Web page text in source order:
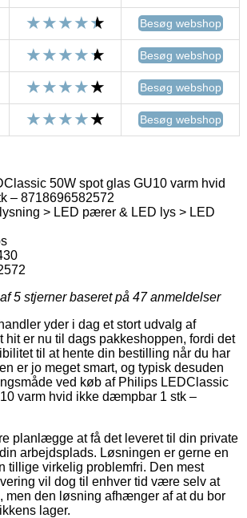
Besøg webshop
Besøg webshop
Besøg webshop
Besøg webshop
50W spot glas GU10 varm hvid
– 8718696582572
> LED pærer & LED lys > LED
5 stjerner baseret på 47anmeldelser
yder i dag et stort udvalg af
hit er nu til dags pakkeshoppen, fordi det
til at hente din bestilling når du har
er jo meget smart, og typisk desuden
ved køb af Philips LEDClassic
varm hvid ikke dæmpbar 1 stk –
planlægge at få det leveret til din private
arbejdsplads. Løsningen er gerne en
tillige virkelig problemfri. Den mest
vil dog til enhver tid være selv at
men den løsning afhænger af at du bor
lager.